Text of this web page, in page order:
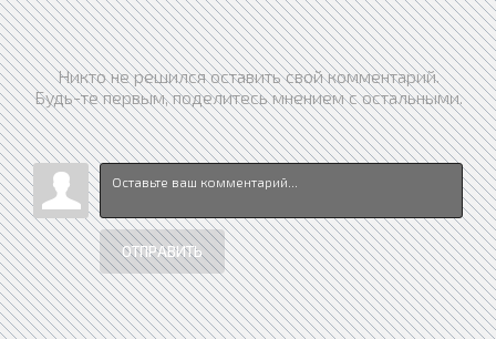
Никто не решился оставить свой комментарий.
Будь-те первым, поделитесь мнением с остальными.
ОТПРАВИТЬ